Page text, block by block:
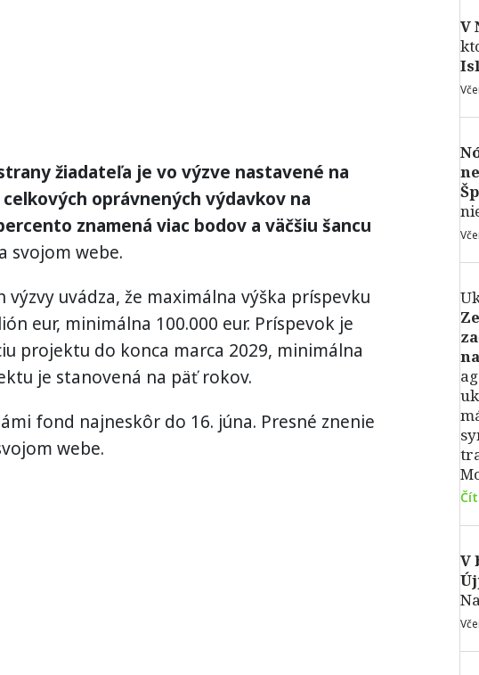
žiadateľa je vo výzve nastavené na
oprávnených výdavkov na
znamená viac bodov a väčšiu šancu
svojom webe.
výzvy uvádza, že maximálna výška príspevku
eur, minimálna 100.000 eur. Príspevok je
projektu do konca marca 2029, minimálna
je stanovená na päť rokov.
fond najneskôr do 16. júna. Presné znenie
webe.
V
V